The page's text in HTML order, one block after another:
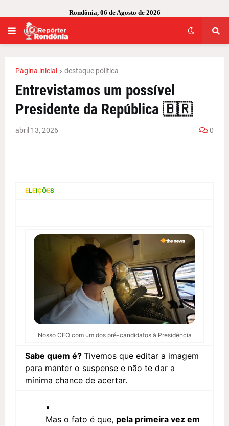
Rondônia, 06 de Agosto de 2026
Página inicial destaque política
Entrevistamos um possível
Presidente da República 🇧🇷
abril 13, 2026 0
ELEIÇÕES
Nosso CEO com um dos pré-candidatos à Presidência
Sabe quem é? Tivemos que editar a imagem
para manter o suspense e não te dar a
mínima chance de acertar.
Mas o fato é que, pela primeira vez em